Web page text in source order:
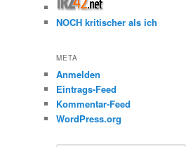
NOCH kritischer als ich
META
Anmelden
Eintrags-Feed
Kommentar-Feed
WordPress.org